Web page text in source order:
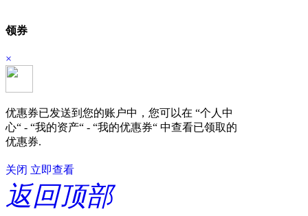
领券
×
优惠券已发送到您的账户中，您可以在 “个人中
心“ - “我的资产“ - “我的优惠券“ 中查看已领取的
优惠券.
关闭 立即查看
返回顶部